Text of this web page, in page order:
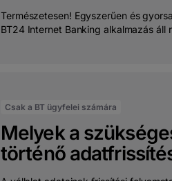
Természetesen! Egyszerűen és
BT24 Internet Banking alkalmazás áll
Csak a BT ügyfelei számára
Melyek a
történő